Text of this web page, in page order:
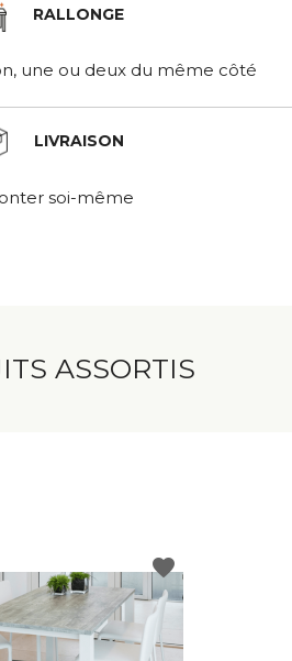
RALLONGE
une ou deux du même côté
LIVRAISON
soi-même
ASSORTIS
favorite